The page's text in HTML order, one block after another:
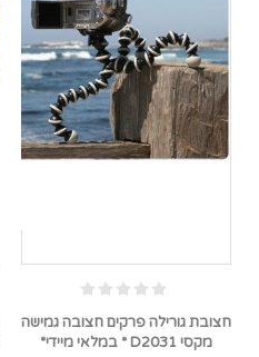
חצובת גורילה פרקים חצובה גמישה
מקסי D2031 * במלאי מיידי*